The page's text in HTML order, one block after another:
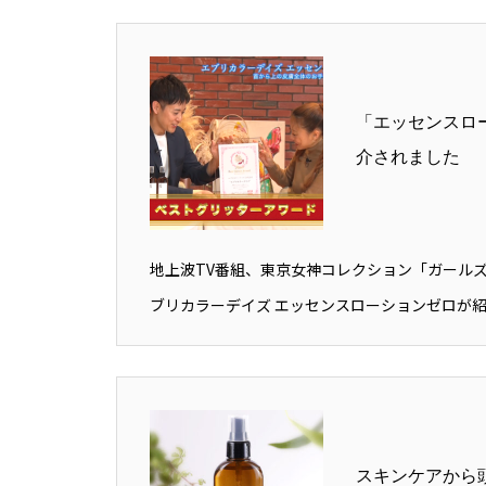
「エッセンス
介されました
地上波TV番組、東京女神コレクション「ガール
ブリカラーデイズ エッセンスローションゼロが
スキンケアから